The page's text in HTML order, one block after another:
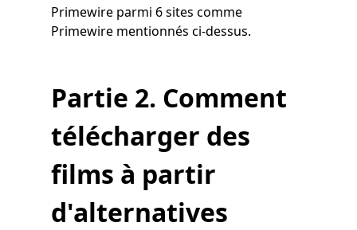
Primewire parmi 6 sites comme
Primewire mentionnés ci-dessus.
Partie 2. Comment
télécharger des
films à partir
d'alternatives